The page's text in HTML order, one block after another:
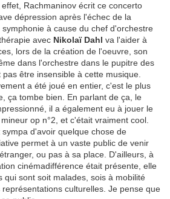
Rachmaninov écrit ce concerto
dépression après l'échec de la
à cause du chef d'orchestre
avec Nikolaï Dahl va l'aider à
lors de la création de l'oeuvre, son
dans l'orchestre dans le pupitre des
être insensible à cette musique.
a été joué en entier, c'est le plus
ça tombe bien. En parlant de ça, le
il a également eu à jouer le
op n°2, et c'était vraiment cool.
d'avoir quelque chose de
permet à un vaste public de venir
ou pas à sa place. D'ailleurs, à
cinémadifférence était présente, elle
qui sont soit malades, sois à mobilité
culturelles. Je pense que